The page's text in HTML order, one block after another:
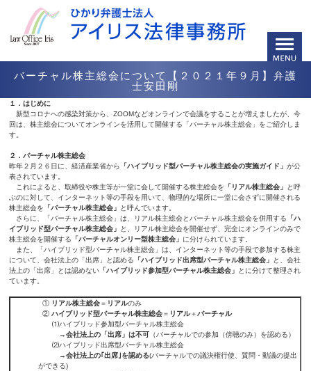
バーチャル株主総会について【２０２１年９月】弁護
士安田剛
１．はじめに
新型コロナへの感染対策から、ZOOMなどオンラインで会議をすることが増えましたが、今
回は、株主総会についてオンラインを活用して開催する「バーチャル株主総会」をご紹介しま
す。
２．バーチャル株主総会
昨年２月２６日に、経済産業省から
「ハイブリッド型バーチャル株主総会の実施ガイド」が公
表されています。
これによると、取締役や株主等が一堂に会して開催する株主総会を
「リアル株主総会」
と呼
ぶのに対して、インターネット等の手段を用いて、物理的な場所に一堂に会さずに開催される
株主総会を
「バーチャル株主総会」
と呼んでいます。
さらに、「バーチャル株主総会」は、リアル株主総会とバーチャル株主総会を併用する
「ハ
イブリッド型バーチャル株主総会」
と、リアル株主総会を開催せず、完全にオンラインのみで
株主総会を開催する
「バーチャルオンリー型株主総会」 に分けられています。
また、「ハイブリッド型バーチャル株主総会」は、インターネット等の手段で参加する株主
について、会社法上の「出席」と認める
「ハイブリッド出席型バーチャル株主総会」
と、会社
法上の「出席」とは認めない 「ハイブリッド参加型バーチャル株主総会」
とに分けて整理され
ています。
① リアル株主総会＝ リアルのみ
②ハイブリッド型バーチャル株主総会＝ リアル＋バーチャル
⑴ハイブリッド参加型バーチャル株主総会
→会社法上の「出席」は不可 （バーチャルでの参加（傍聴のみ）を認める）
⑵ハイブリッド出席型バーチャル株主総会
→会社法上の｢出席｣を認める(バーチャルでの議決権行使、質問・動議の提出
ができる)